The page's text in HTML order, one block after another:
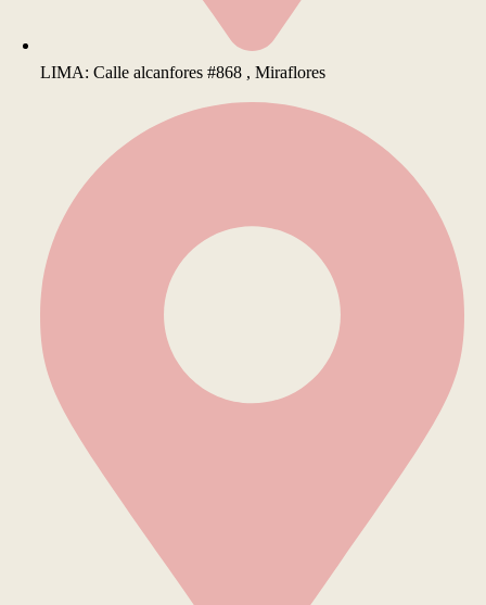
LIMA: Calle alcanfores #868 , Miraflores